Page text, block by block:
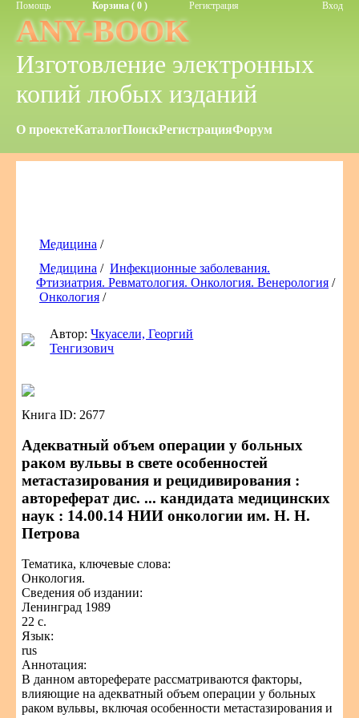
Помощь Корзина ( 0 ) Регистрация Вход
ANY-BOOK
Изготовление электронных
копий любых изданий
О проектеКаталогПоискРегистрацияФорум
Медицина /
Медицина / Инфекционные заболевания.
Фтизиатрия. Ревматология. Онкология. Венерология /
Онкология /
Автор:Чкуасели, Георгий
Тенгизович
Книга ID: 2677
Адекватный объем операции у больных
раком вульвы в свете особенностей
метастазирования и рецидивирования :
автореферат дис. ... кандидата медицинских
наук : 14.00.14 НИИ онкологии им. Н. Н.
Петрова
Тематика, ключевые слова:
Онкология.
Сведения об издании:
Ленинград 1989
22 с.
Язык:
rus
Аннотация:
В данном автореферате рассматриваются факторы,
влияющие на адекватный объем операции у больных
раком вульвы, включая особенности метастазирования и